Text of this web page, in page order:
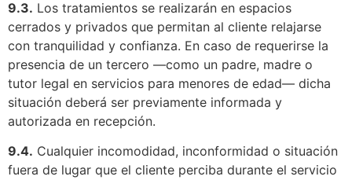
9.3. Los tratamientos se realizarán en espacios
cerrados y privados que permitan al cliente relajarse
con tranquilidad y confianza. En caso de requerirse la
presencia de un tercero —como un padre, madre o
tutor legal en servicios para menores de edad— dicha
situación deberá ser previamente informada y
autorizada en recepción.
9.4. Cualquier incomodidad, inconformidad o situación
fuera de lugar que el cliente perciba durante el servicio